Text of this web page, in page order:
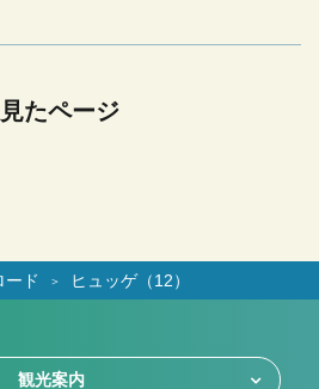
たページ
ード ヒュッゲ（12）
観光案内